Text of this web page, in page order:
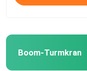
Boom-Turmkran